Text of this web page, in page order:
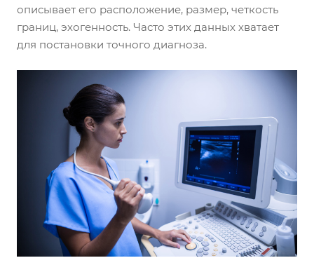
описывает его расположение, размер, четкость
границ, эхогенность. Часто этих данных хватает
для постановки точного диагноза.